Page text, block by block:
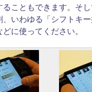
ることもできます。そ
、いわゆる「シフトキ
に使ってください。